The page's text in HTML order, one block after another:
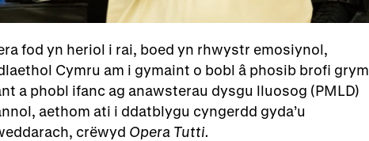
fod yn heriol i rai, boed yn rhwystr emosiynol,
Cymru am i gymaint o bobl â phosib brofi grym
a phobl ifanc ag anawsterau dysgu lluosog (PMLD)
aethom ati i ddatblygu cyngerdd gyda’u
crëwyd Opera Tutti.